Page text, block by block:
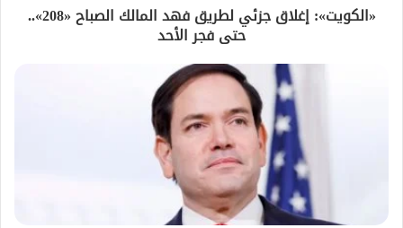
«الكويت»: إغلاق جزئي لطريق فهد المالك الصباح «208»..
حتى فجر الأحد